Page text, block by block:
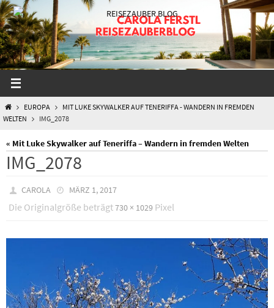
Zum
Inhalt
springen
STARTEUROPA
MIT LUKE SKYWALKER AUF TENERIFFA - WANDERN IN FREMDEN
WELTEN
IMG_2078
« Mit Luke Skywalker auf Teneriffa – Wandern in fremden Welten
IMG_2078
CAROLA MÄRZ 1, 2017
Die Originalgröße beträgt730 × 1029 Pixel